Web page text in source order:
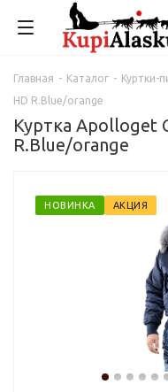
Главная - Каталог - Куртки-
HD R.Blue/orange
Куртка Apolloget
R.Blue/orange
НОВИНКА АКЦИЯ